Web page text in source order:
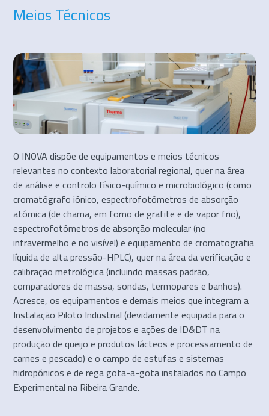
Meios Técnicos
O INOVA dispõe de equipamentos e meios técnicos
relevantes no contexto laboratorial regional, quer na área
de análise e controlo físico-químico e microbiológico (como
cromatógrafo iónico, espectrofotómetros de absorção
atómica (de chama, em forno de grafite e de vapor frio),
espectrofotómetros de absorção molecular (no
infravermelho e no visível) e equipamento de cromatografia
líquida de alta pressão-HPLC), quer na área da verificação e
calibração metrológica (incluindo massas padrão,
comparadores de massa, sondas, termopares e banhos).
Acresce, os equipamentos e demais meios que integram a
Instalação Piloto Industrial (devidamente equipada para o
desenvolvimento de projetos e ações de ID&DT na
produção de queijo e produtos lácteos e processamento de
carnes e pescado) e o campo de estufas e sistemas
hidropónicos e de rega gota-a-gota instalados no Campo
Experimental na Ribeira Grande.